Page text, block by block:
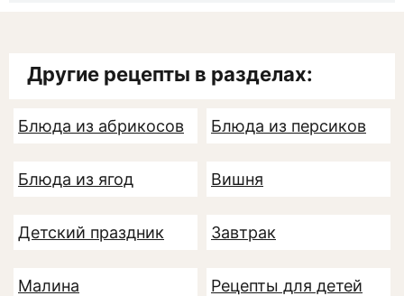
Другие рецепты в разделах:
Блюда из абрикосов Блюда из персиков
Блюда из ягод Вишня
Детский праздник Завтрак
Малина Рецепты для детей